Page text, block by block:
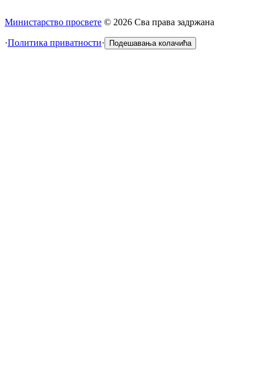
Министарство просвете © 2026 Сва права задржана
·Политика приватности· Подешавања колачића